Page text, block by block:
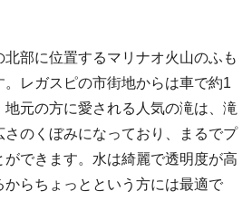
部に位置するマリナオ火山のふも
。レガスピの市街地からは車で約1
元の方に愛される人気の滝は、滝
のくぼみになっており、まるでプ
できます。水は綺麗で透明度が高
からちょっとという方には最適で